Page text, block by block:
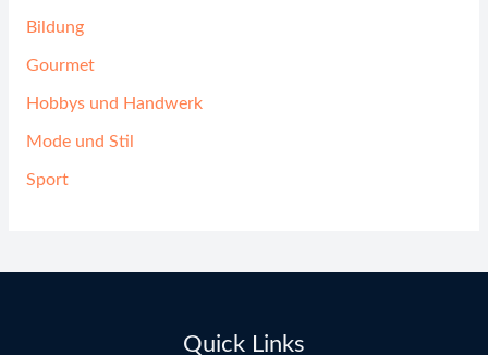
Bildung
Gourmet
Hobbys und Handwerk
Mode und Stil
Sport
Quick Links